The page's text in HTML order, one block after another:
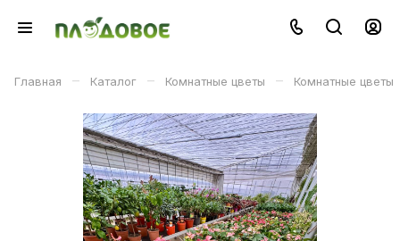
Главная – Каталог – Комнатные цветы – Комнатные цветы